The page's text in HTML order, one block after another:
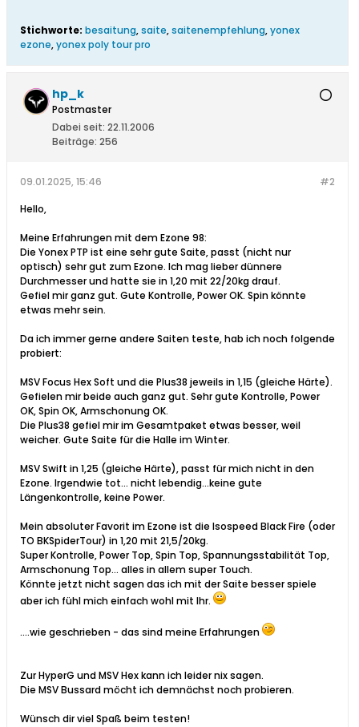
Stichworte: besaitung,saite,saitenempfehlung,yonex
ezone,yonex poly tour pro
hp_k
Postmaster
Dabei seit: 22.11.2006
Beiträge: 256
#2
09.01.2025, 15:46
Hello,
Meine Erfahrungen mit dem Ezone 98:
Die Yonex PTP ist eine sehr gute Saite, passt (nicht nur
optisch) sehr gut zum Ezone. Ich mag lieber dünnere
Durchmesser und hatte sie in 1,20 mit 22/20kg drauf.
Gefiel mir ganz gut. Gute Kontrolle, Power OK. Spin könnte
etwas mehr sein.
Da ich immer gerne andere Saiten teste, hab ich noch folgende
probiert:
MSV Focus Hex Soft und die Plus38 jeweils in 1,15 (gleiche Härte).
Gefielen mir beide auch ganz gut. Sehr gute Kontrolle, Power
OK, Spin OK, Armschonung OK.
Die Plus38 gefiel mir im Gesamtpaket etwas besser, weil
weicher. Gute Saite für die Halle im Winter.
MSV Swift in 1,25 (gleiche Härte), passt für mich nicht in den
Ezone. Irgendwie tot... nicht lebendig...keine gute
Längenkontrolle, keine Power.
Mein absoluter Favorit im Ezone ist die Isospeed Black Fire (oder
TO BKSpiderTour) in 1,20 mit 21,5/20kg.
Super Kontrolle, Power Top, Spin Top, Spannungsstabilität Top,
Armschonung Top... alles in allem super Touch.
Könnte jetzt nicht sagen das ich mit der Saite besser spiele
aber ich fühl mich einfach wohl mit Ihr.
....wie geschrieben - das sind meine Erfahrungen
Zur HyperG und MSV Hex kann ich leider nix sagen.
Die MSV Bussard möcht ich demnächst noch probieren.
Wünsch dir viel Spaß beim testen!